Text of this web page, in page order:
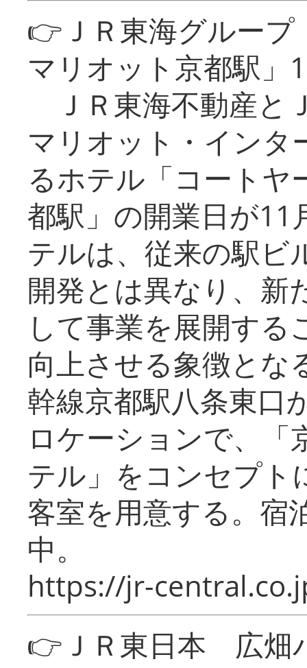
👉ＪＲ東海グルー
マリオット京都駅」
ＪＲ東海不動産と
マリオット・インタ
るホテル「コートヤ
都駅」の開業日が11
テルは、従来の駅ビ
開発とは異なり、新
して事業を展開する
向上させる象徴とな
幹線京都駅八条東口
ロケーションで、「
テル」をコンセプト
客室を用意する。宿
中。
https://jr-
👉ＪＲ東日本 広畑